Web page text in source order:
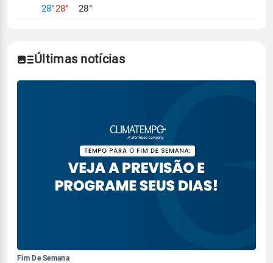
28°28°
28°
Últimas notícias
Fim De Semana